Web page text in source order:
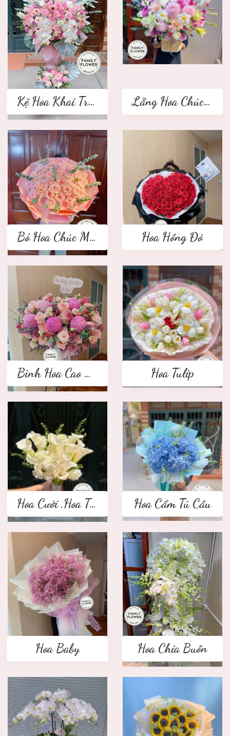
Kệ Hoa Khai Trương 2 tầng Lẵng Hoa Chúc Mừng
Bó Hoa Chúc Mừng Hoa Hồng Đỏ
Bình Hoa Cao Cấp Hoa Tulip
Hoa Cưới ,Hoa Tay Cầm Cô Dâu Hoa Cẩm Tú Cầu
Hoa Baby Hoa Chia Buồn